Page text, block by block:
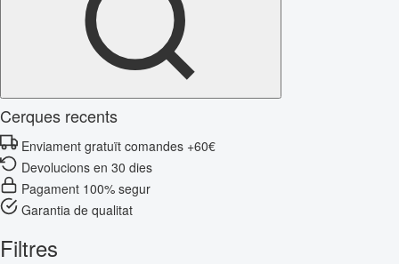
Cerques recents
Enviament gratuït comandes +60€
Devolucions en 30 dies
Pagament 100% segur
Garantia de qualitat
Filtres